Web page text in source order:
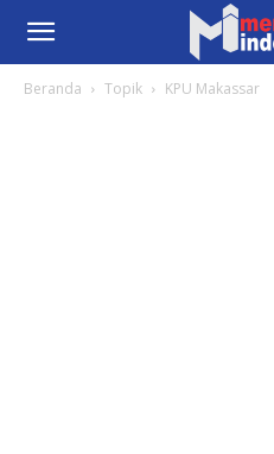
Beranda Topik KPU Makassar